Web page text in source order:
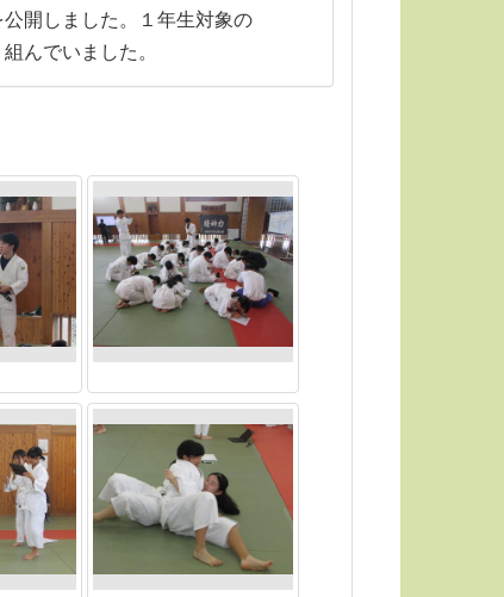
開しました。１年生対象の
んでいました。